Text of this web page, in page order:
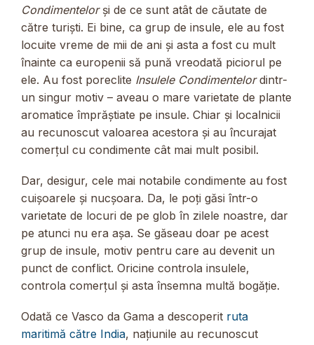
Condimentelorși de ce sunt atât de căutate de
către turiști. Ei bine, ca grup de insule, ele au fost
locuite vreme de mii de ani și asta a fost cu mult
înainte ca europenii să pună vreodată piciorul pe
ele. Au fost poreclite Insulele Condimentelordintr-
un singur motiv – aveau o mare varietate de plante
aromatice împrăștiate pe insule. Chiar și localnicii
au recunoscut valoarea acestora și au încurajat
comerțul cu condimente cât mai mult posibil.
Dar, desigur, cele mai notabile condimente au fost
cuișoarele și nucșoara. Da, le poți găsi într-o
varietate de locuri de pe glob în zilele noastre, dar
pe atunci nu era așa. Se găseau doar pe acest
grup de insule, motiv pentru care au devenit un
punct de conflict. Oricine controla insulele,
controla comerțul și asta însemna multă bogăție.
Odată ce Vasco da Gama a descoperit ruta
maritimă către India, națiunile au recunoscut